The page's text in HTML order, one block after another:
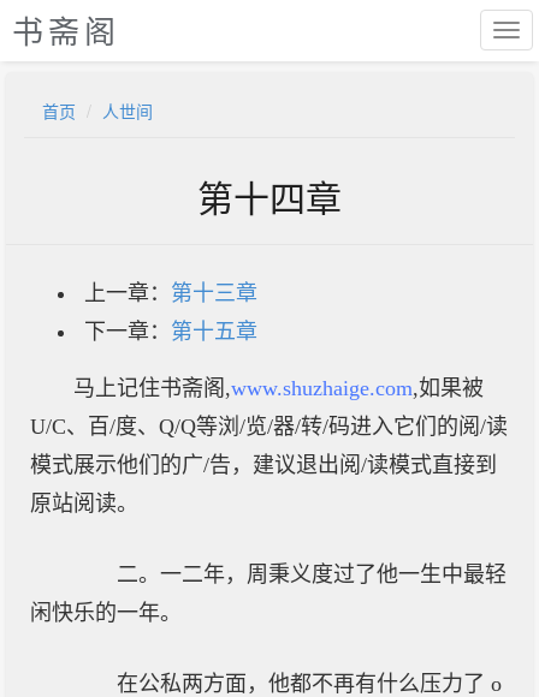
书斋阁
首页 人世间
第十四章
上一章： 第十三章
下一章： 第十五章
马上记住书斋阁,www.shuzhaige.com,如果被
U/C、百/度、Q/Q等浏/览/器/转/码进入它们的阅/读
模式展示他们的广/告，建议退出阅/读模式直接到
原站阅读。
二。一二年，周秉义度过了他一生中最轻
闲快乐的一年。
在公私两方面，他都不再有什么压力了 o